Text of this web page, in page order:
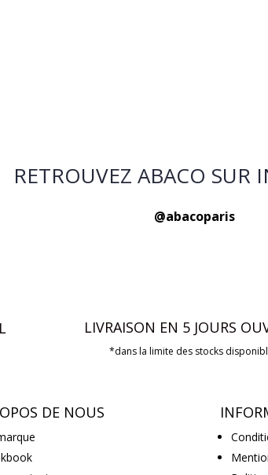
RETROUVEZ ABACO SUR
@abacoparis
LIVRAISON EN 5 JOURS
*dans la limite des stocks
DE NOUS